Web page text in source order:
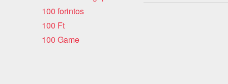
100 forintos
100 Ft
100 Game